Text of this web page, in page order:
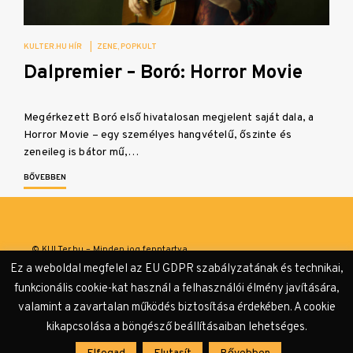
KULTER.HU HÍR ZENE POPKULT
Dalpremier – Boró: Horror Movie
Megérkezett Boró első hivatalosan megjelent saját dala, a
Horror Movie – egy személyes hangvételű, őszinte és
zeneileg is bátor mű,…
BŐVEBBEN
© KULTer.hu – Minden jog fenntartva
Adatvédelmi tájékoztató
Ez a weboldal megfelel az EU GDPR szabályzatának és technikai,
funkcionális cookie-kat használ a felhasználói élmény javítására,
valamint a zavartalan működés biztosítása érdekében. A cookie
kikapcsolása a böngésző beállításaiban lehetséges.